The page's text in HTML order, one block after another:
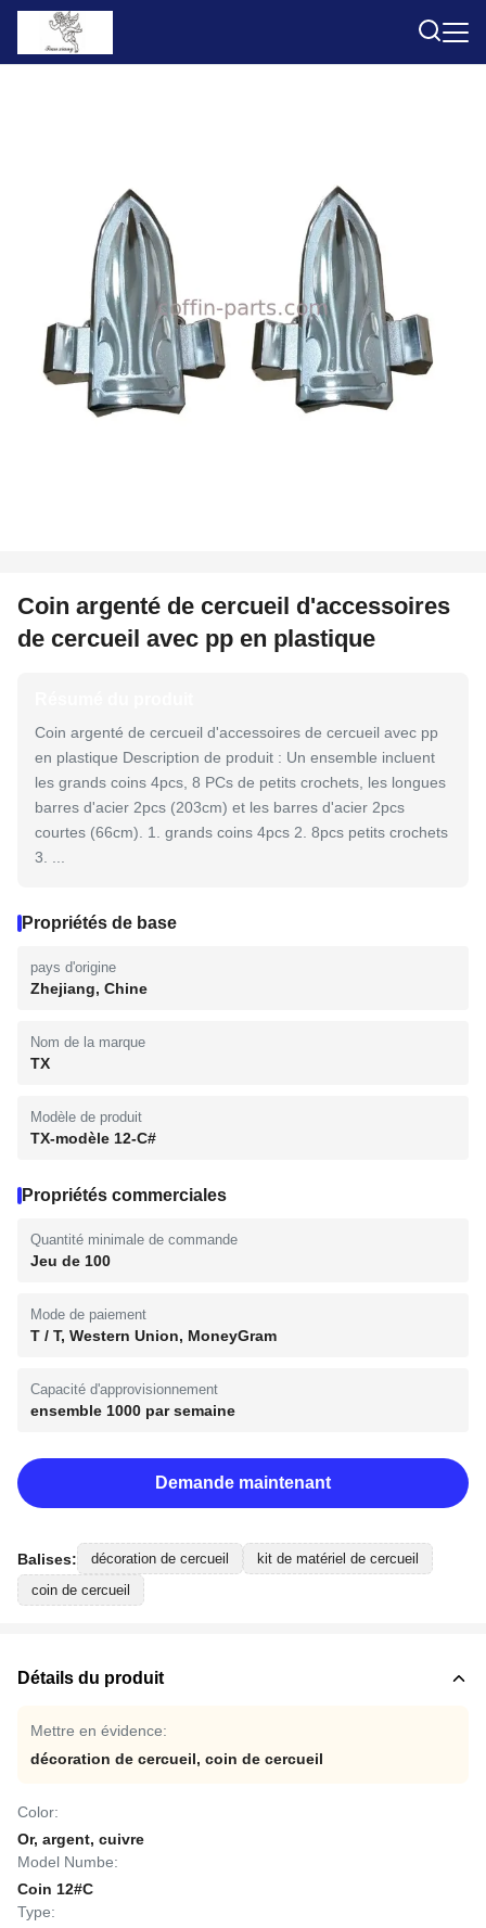
Coin argenté de cercueil d'accessoires
de cercueil avec pp en plastique
Coin argenté de cercueil d'accessoires de cercueil avec pp
en plastique Description de produit : Un ensemble incluent
les grands coins 4pcs, 8 PCs de petits crochets, les longues
barres d'acier 2pcs (203cm) et les barres d'acier 2pcs
courtes (66cm). 1. grands coins 4pcs 2. 8pcs petits crochets
3. ...
Propriétés de base
pays d'origine
Zhejiang, Chine
Nom de la marque
TX
Modèle de produit
TX-modèle 12-C#
Propriétés commerciales
Quantité minimale de commande
Jeu de 100
Mode de paiement
T / T, Western Union, MoneyGram
Capacité d'approvisionnement
ensemble 1000 par semaine
Demande maintenant
Balises: décoration de cercueil
kit de matériel de cercueil
coin de cercueil
Détails du produit
Mettre en évidence:
décoration de cercueil, coin de cercueil
Color:
Or, argent, cuivre
Model Numbe:
Coin 12#C
Type: